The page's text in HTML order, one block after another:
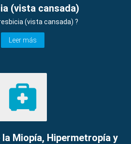
(vista cansada)
(vista cansada) ?
Leer más
Miopía, Hipermetropía y